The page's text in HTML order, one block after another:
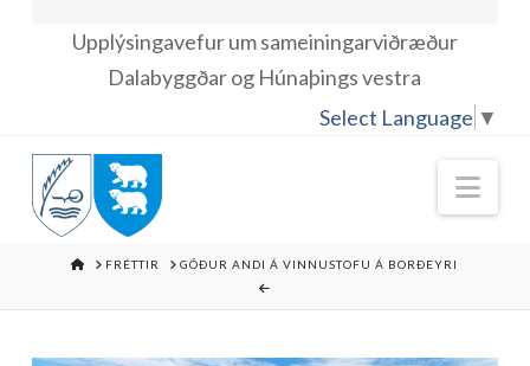
Upplýsingavefur um sameiningarviðræður
Dalabyggðar og Húnaþings vestra
Select Language ▼
HOMEFRÉTTIR GÓÐUR ANDI Á VINNUSTOFU Á BORÐEYRI